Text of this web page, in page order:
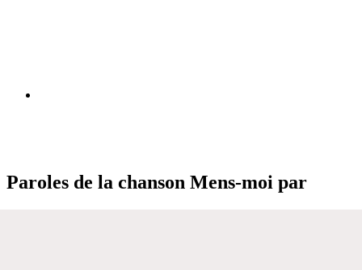
Paroles de la chanson Mens-moi par